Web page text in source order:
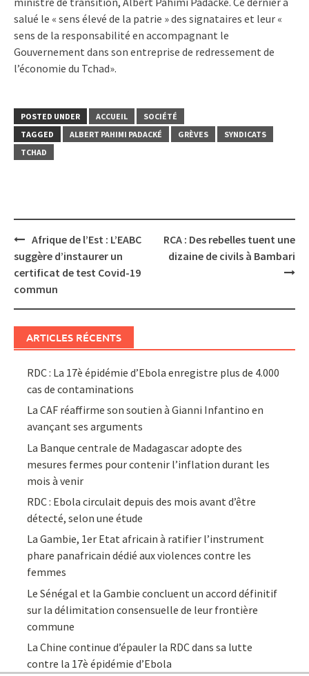
salué le « sens élevé de la patrie » des signataires et leur «
sens de la responsabilité en accompagnant le
Gouvernement dans son entreprise de redressement de
l’économie du Tchad».
POSTED UNDER ACCUEIL
SOCIÉTÉ
TAGGED
ALBERT PAHIMI PADACKÉ GRÈVES
SYNDICATS
TCHAD
Post
navigation
Afrique de l’Est : L’EABC
suggère d’instaurer un
certificat de test Covid-19
commun
RCA : Des rebelles tuent une
dizaine de civils à Bambari
ARTICLES RÉCENTS
RDC : La 17è épidémie d’Ebola enregistre plus de 4.000
cas de contaminations
La CAF réaffirme son soutien à Gianni Infantino en
avançant ses arguments
La Banque centrale de Madagascar adopte des
mesures fermes pour contenir l’inflation durant les
mois à venir
RDC : Ebola circulait depuis des mois avant d’être
détecté, selon une étude
La Gambie, 1er Etat africain à ratifier l’instrument
phare panafricain dédié aux violences contre les
femmes
Le Sénégal et la Gambie concluent un accord définitif
sur la délimitation consensuelle de leur frontière
commune
La Chine continue d’épauler la RDC dans sa lutte
contre la 17è épidémie d’Ebola